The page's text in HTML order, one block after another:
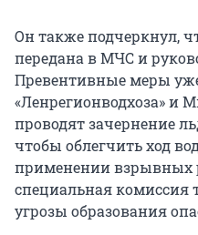
Он также подчеркнул,
передана в МЧС и
Превентивные меры
«Ленрегионводхоза» и
проводят зачернение
чтобы облегчить ход
применении взрывных
специальная комиссия
угрозы образования